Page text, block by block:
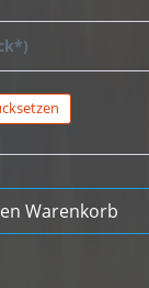
Warenkorb